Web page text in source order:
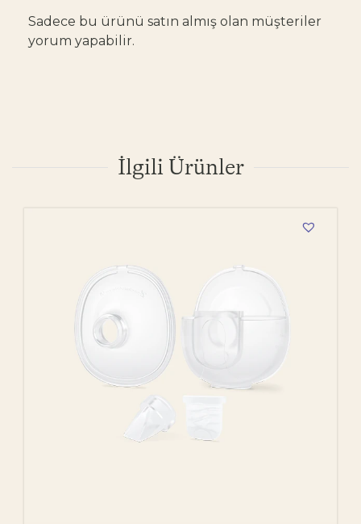
Sadece bu ürünü satın almış olan müşteriler
yorum yapabilir.
İlgili Ürünler